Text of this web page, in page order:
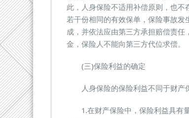
此，人身保险不适用补偿原则，也
若干份相同的有效保单，保险事故
成，并依法应由第三方承担赔偿责
金，保险人不能向第三方代位求偿。
(三)保险利益的确定
人身保险的保险利益不同于财产
1.在财产保险中，保险利益具有量